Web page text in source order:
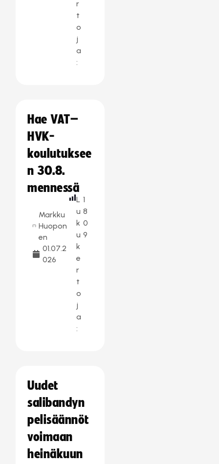
r
t
o
j
a
:
Hae VAT–
HVK-
koulutuksee
n 30.8.
mennessä
Markku
Huopon
en
01.07.2
026
L
u
k
u
k
e
r
t
o
j
a
:
1
8
0
9
Uudet
salibandyn
pelisäännöt
voimaan
heinäkuun